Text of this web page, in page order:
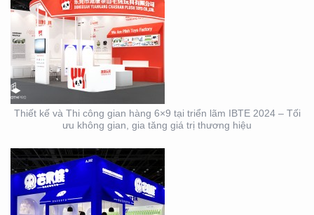
Thiết kế và Thi công gian hàng 6×9 tại triển lãm IBTE 2024 – Tối
ưu không gian, gia tăng giá trị thương hiệu
THIẾT KẾ VÀ THI CÔNG
GIAN HÀNG 6×9 TẠI
TRIỂN LÃM IBTE 2024 –
GIAN HÀNG BAZUUYU